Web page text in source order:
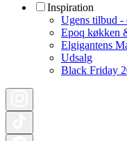
Inspiration
Ugens tilbud -
Epoq køkken
Elgigantens
Udsalg
Black Friday